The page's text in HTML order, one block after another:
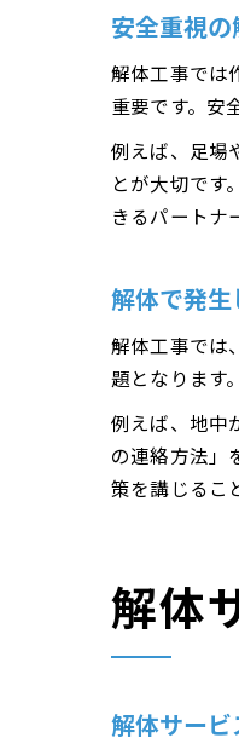
安全重視
解体工事では
重要です。安
例えば、足場
とが大切で
きるパートナ
解体で発
解体工事では
題となります
例えば、地中
の連絡方法」
策を講じるこ
解体
解体サー